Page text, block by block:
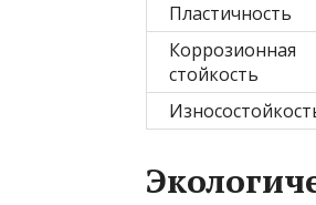
Пластичность
Коррозионная
стойкость